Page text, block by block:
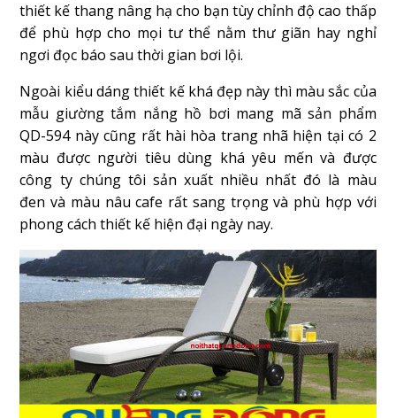
thiết kế thang nâng hạ cho bạn tùy chỉnh độ cao thấp
để phù hợp cho mọi tư thể nằm thư giãn hay nghỉ
ngơi đọc báo sau thời gian bơi lội.
Ngoài kiểu dáng thiết kế khá đẹp này thì màu sắc của
mẫu giường tắm nắng hồ bơi mang mã sản phẩm
QD-594 này cũng rất hài hòa trang nhã hiện tại có 2
màu được người tiêu dùng khá yêu mến và được
công ty chúng tôi sản xuất nhiều nhất đó là màu
đen và màu nâu cafe rất sang trọng và phù hợp với
phong cách thiết kế hiện đại ngày nay.